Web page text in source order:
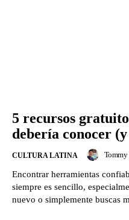
5 recursos
debería conocer
CULTURA LATINA Tommy
Encontrar herramientas
siempre es sencillo,
nuevo o simplemente buscas